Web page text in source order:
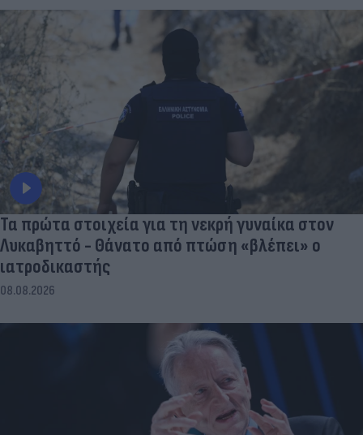
Τα πρώτα στοιχεία για τη νεκρή γυναίκα στον
Λυκαβηττό - Θάνατο από πτώση «βλέπει» ο
ιατροδικαστής
08.08.2026